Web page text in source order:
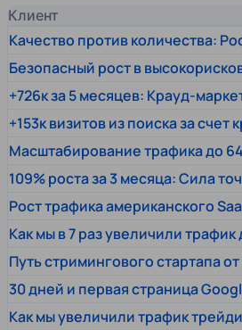
Клиент
Качество против количества:
Безопасный рост в
+726к за 5 месяцев: Крауд-
+153к визитов из поиска за
Масштабирование трафика до
109% роста за 3 месяца: Сила
Рост трафика американского
Как мы в 7 раз увеличили
Путь стримингового стартапа
30 дней и первая страница
Как мы увеличили трафик